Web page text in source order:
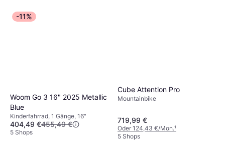
-11%
Woom Go 3 16" 2025 Metallic
Blue
Kinderfahrrad, 1 Gänge, 16"
404,49 €455,49 €
5 Shops
Cube Attention Pro
Mountainbike
719,99 €
Oder 124,43 €/Mon.¹
5 Shops